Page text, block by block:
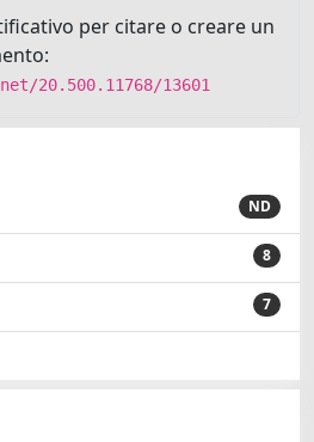
per citare o creare un
20.500.11768/13601
ND
8
7